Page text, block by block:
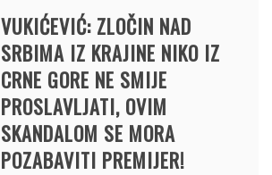
VUKIĆEVIĆ: ZLOČIN NAD
SRBIMA IZ KRAJINE NIKO IZ
CRNE GORE NE SMIJE
PROSLAVLJATI, OVIM
SKANDALOM SE MORA
POZABAVITI PREMIJER!